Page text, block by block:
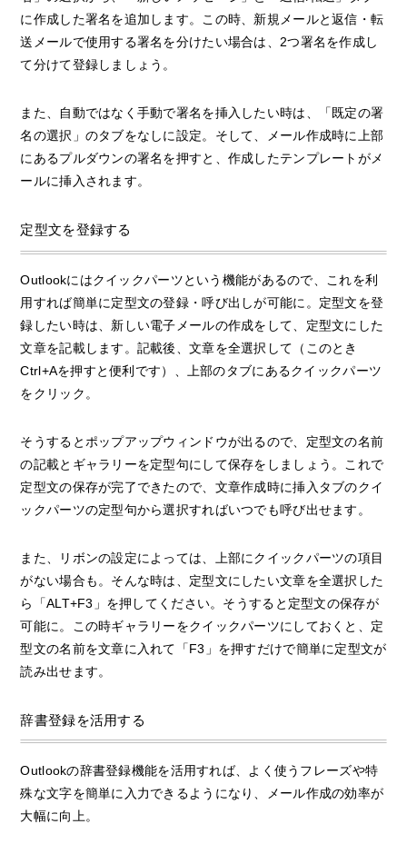
に作成した署名を追加します。この時、新規メールと返信・転
送メールで使用する署名を分けたい場合は、2つ署名を作成し
て分けて登録しましょう。
また、自動ではなく手動で署名を挿入したい時は、「既定の署
名の選択」のタブをなしに設定。そして、メール作成時に上部
にあるプルダウンの署名を押すと、作成したテンプレートがメ
ールに挿入されます。
定型文を登録する
Outlookにはクイックパーツという機能があるので、これを利
用すれば簡単に定型文の登録・呼び出しが可能に。定型文を登
録したい時は、新しい電子メールの作成をして、定型文にした
文章を記載します。記載後、文章を全選択して（このとき
Ctrl+Aを押すと便利です）、上部のタブにあるクイックパーツ
をクリック。
そうするとポップアップウィンドウが出るので、定型文の名前
の記載とギャラリーを定型句にして保存をしましょう。これで
定型文の保存が完了できたので、文章作成時に挿入タブのクイ
ックパーツの定型句から選択すればいつでも呼び出せます。
また、リボンの設定によっては、上部にクイックパーツの項目
がない場合も。そんな時は、定型文にしたい文章を全選択した
ら「ALT+F3」を押してください。そうすると定型文の保存が
可能に。この時ギャラリーをクイックパーツにしておくと、定
型文の名前を文章に入れて「F3」を押すだけで簡単に定型文が
読み出せます。
辞書登録を活用する
Outlookの辞書登録機能を活用すれば、よく使うフレーズや特
殊な文字を簡単に入力できるようになり、メール作成の効率が
大幅に向上。